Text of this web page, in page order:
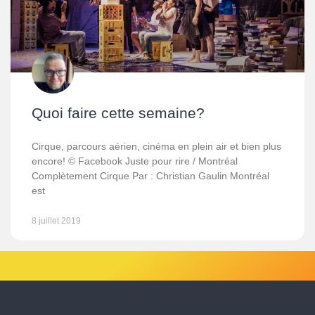
Quoi faire cette semaine?
Cirque, parcours aérien, cinéma en plein air et bien plus
encore! © Facebook Juste pour rire / Montréal
Complètement Cirque Par : Christian Gaulin Montréal
est
8 juillet 2019